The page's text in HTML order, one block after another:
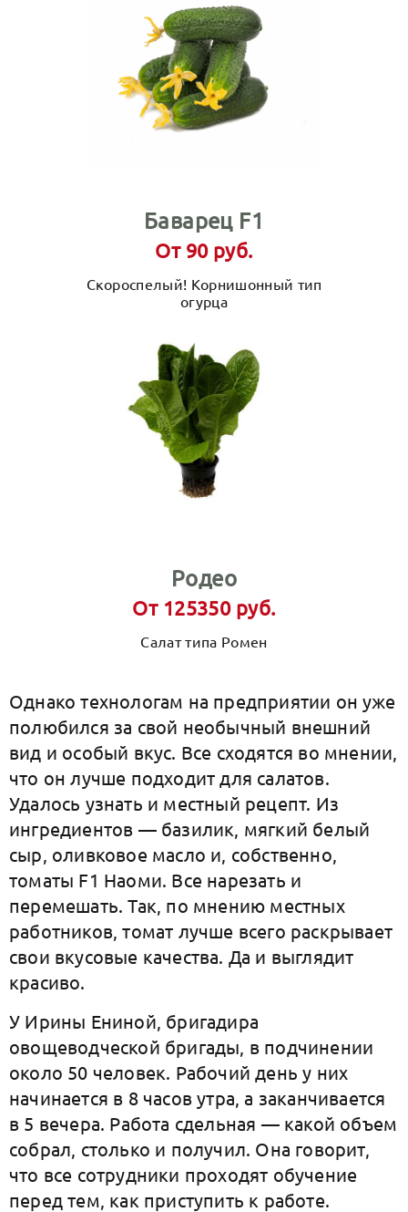
Баварец F1
От 90 руб.
Скороспелый! Корнишонный тип
огурца
Родео
От 125350 руб.
Салат типа Ромен
Однако технологам на предприятии он уже
полюбился за свой необычный внешний
вид и особый вкус. Все сходятся во мнении,
что он лучше подходит для салатов.
Удалось узнать и местный рецепт. Из
ингредиентов — базилик, мягкий белый
сыр, оливковое масло и, собственно,
томаты F1 Наоми. Все нарезать и
перемешать. Так, по мнению местных
работников, томат лучше всего раскрывает
свои вкусовые качества. Да и выглядит
красиво.
У Ирины Ениной, бригадира
овощеводческой бригады, в подчинении
около 50 человек. Рабочий день у них
начинается в 8 часов утра, а заканчивается
в 5 вечера. Работа сдельная — какой объем
собрал, столько и получил. Она говорит,
что все сотрудники проходят обучение
перед тем, как приступить к работе.